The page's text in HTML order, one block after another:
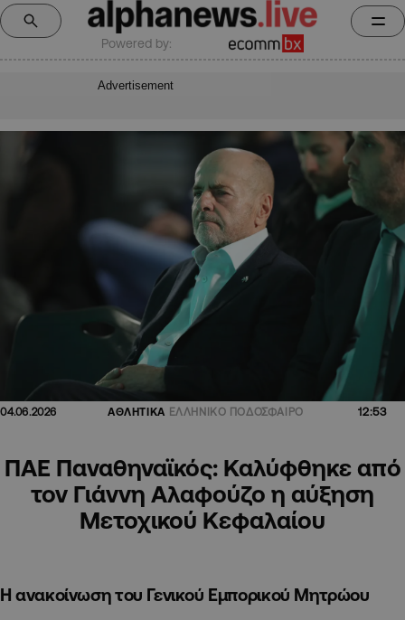
Powered by:
Advertisement
04.06.2026 ΑΘΛΗΤΙΚΑ ΕΛΛΗΝΙΚΟ ΠΟΔΟΣΦΑΙΡΟ 12:53
ΠΑΕ Παναθηναϊκός: Καλύφθηκε από
τον Γιάννη Αλαφούζο η αύξηση
Μετοχικού Κεφαλαίου
Η ανακοίνωση του Γενικού Εμπορικού Μητρώου